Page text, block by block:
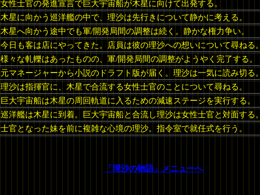
女性士官の発進宣言で巨大宇宙船が木星に向けて出発する。
木星に向かう巡洋艦の中で、理沙は先行きについて静かに考える。
木星へ向かう途中でも軍/開発局間の調整は続く。静かな権力争い。
今日も客は店にやってきた。店員は彼の理沙への想いについて尋ねる。
様々な軋轢はあったものの、軍/開発局間の調整がようやく完了する。
元マネージャーから小説のドラフト版が届く。理沙は一気に読み切る。
理沙は指揮官に、木星で合流する女性士官のことについて尋ねる。
巨大宇宙船は木星の周回軌道に入るための減速ステージを実行する。
巡洋艦は木星に到着。巨大宇宙船と合流し理沙は女性士官と対面する。
士官となった妹を前に複雑な心境の理沙。指令室で就任式を行う。
「理沙の物語」メニューへ